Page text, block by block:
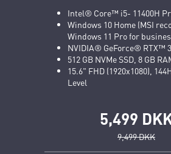
Intel® Core™ i5- 11400H
Windows 10 Home (MSI
Windows 11 Pro for
NVIDIA® GeForce® RTX™
512 GB NVMe SSD, 8 GB
15.6" FHD (1920x1080),
Level
5,499
9,499 DKK